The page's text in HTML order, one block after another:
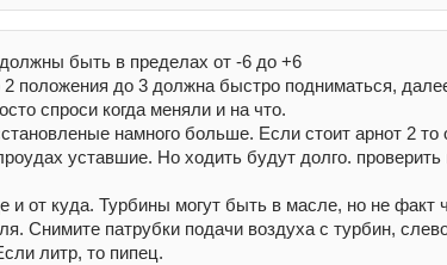
быть в пределах от -6 до +6
положения до 3 должна быстро подниматься,
спроси когда меняли и на что.
намного больше. Если стоит арнот 2 то
уставшие. Но ходить будут долго.
и от куда. Турбины могут быть в масле, но не факт
Снимите патрубки подачи воздуха с турбин,
литр, то пипец.